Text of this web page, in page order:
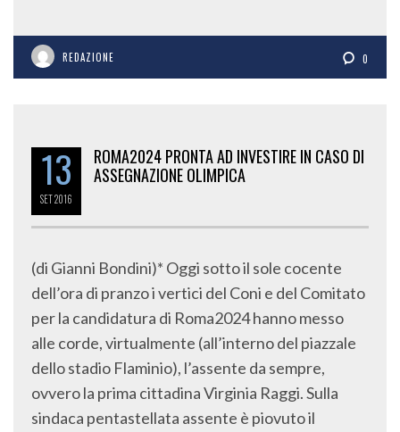
REDAZIONE 0
13
SET2016
ROMA2024 PRONTA AD INVESTIRE IN CASO DI
ASSEGNAZIONE OLIMPICA
(di Gianni Bondini)* Oggi sotto il sole cocente
dell’ora di pranzo i vertici del Coni e del Comitato
per la candidatura di Roma2024 hanno messo
alle corde, virtualmente (all’interno del piazzale
dello stadio Flaminio), l’assente da sempre,
ovvero la prima cittadina Virginia Raggi. Sulla
sindaca pentastellata assente è piovuto il